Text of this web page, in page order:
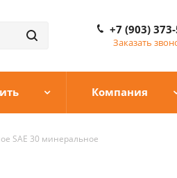
+7 (903)
Заказать
Компания
SAE 30 минеральное